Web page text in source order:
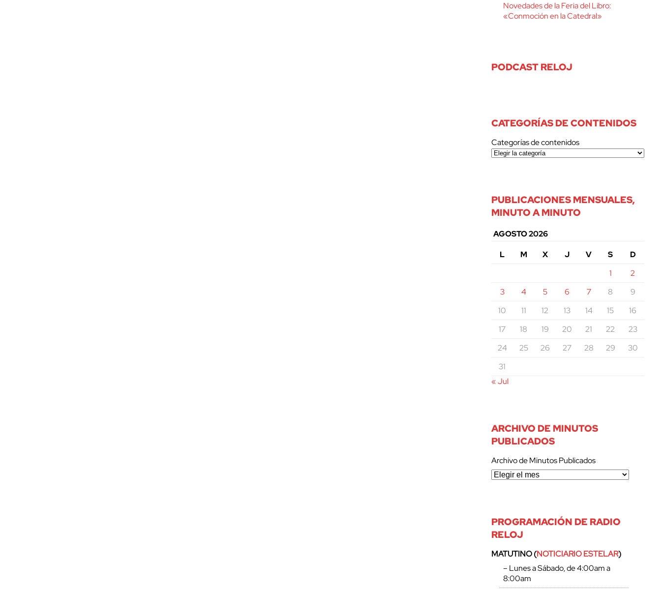
Novedades de la Feria del Libro:
«Conmoción en la Catedral»
PODCAST RELOJ
CATEGORÍAS DE CONTENIDOS
Categorías de contenidos
PUBLICACIONES MENSUALES,
MINUTO A MINUTO
AGOSTO 2026
L
M X J V S
D
1
2
3
4 5 6 7 8
9
10
11 12 13 14 15
16
17
18 19 20 21 22
23
24
25 26 27 28 29
30
31
« Jul
ARCHIVO DE MINUTOS
PUBLICADOS
Archivo de Minutos Publicados
PROGRAMACIÓN DE RADIO
RELOJ
MATUTINO (NOTICIARIO ESTELAR)
– Lunes a Sábado, de 4:00am a
8:00am